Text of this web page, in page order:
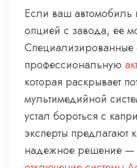
Если ваш
опцией с завода, ее
Специализированные
профессиональную
которая раскрывает
мультимедийной
устал бороться с
эксперты предлагают
надежное решение —